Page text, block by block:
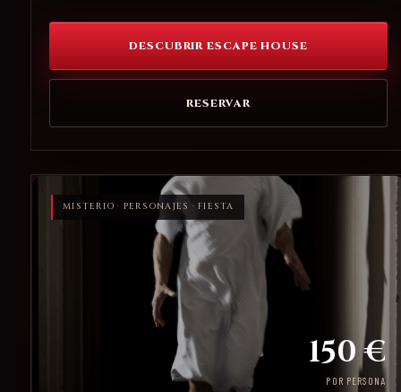
DESCUBRIR ESCAPE HOUSE
RESERVAR
MISTERIO · PERSONAJES · FIESTA
150 €
POR PERSONA